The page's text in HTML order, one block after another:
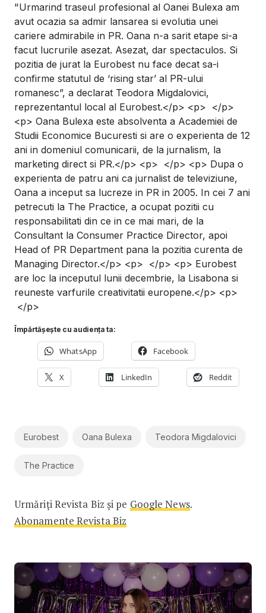
"Urmarind traseul profesional al Oanei Bulexa am
avut ocazia sa admir lansarea si evolutia unei
cariere admirabile in PR. Oana n-a sarit etape si-a
facut lucrurile asezat. Asezat, dar spectaculos. Si
pozitia de jurat la Eurobest nu face decat sa-i
confirme statutul de ‘rising star’ al PR-ului
romanesc”, a declarat Teodora Migdalovici,
reprezentantul local al Eurobest.</p> <p> </p>
<p> Oana Bulexa este absolventa a Academiei de
Studii Economice Bucuresti si are o experienta de 12
ani in domeniul comunicarii, de la jurnalism, la
marketing direct si PR.</p> <p> </p> <p> Dupa o
experienta de patru ani ca jurnalist de televiziune,
Oana a inceput sa lucreze in PR in 2005. In cei 7 ani
petrecuti la The Practice, a ocupat pozitii cu
responsabilitati din ce in ce mai mari, de la
Consultant la Consumer Practice Director, apoi
Head of PR Department pana la pozitia curenta de
Managing Director.</p> <p> </p> <p> Eurobest
are loc la inceputul lunii decembrie, la Lisabona si
reuneste varfurile creativitatii europene.</p> <p>
</p>
Împărtășește cu audiența ta:
WhatsApp Facebook
X LinkedIn Reddit
Eurobest Oana Bulexa Teodora Migdalovici
The Practice
Urmăriți Revista Biz și pe Google News.
Abonamente Revista Biz